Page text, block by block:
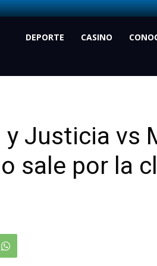
Wplay.co
DEPORTE CASINO
y Justicia vs
sale por la